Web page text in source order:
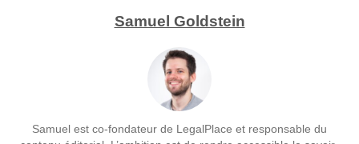
Samuel Goldstein
Samuel est co-fondateur de LegalPlace et responsable du